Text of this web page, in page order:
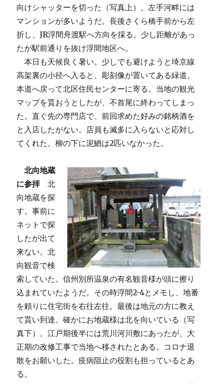
向けシャッターを切った（写真上）。左手河畔には
マンションが多いようだ。長後さくら橋手前から左
折し、JR浮間舟渡駅へ方向を採る。少し距離があっ
たが駅前通りを抜け浮間地区へ。
本日も天候良く暑い。少しでも避けようと埼京線
高架裏の小径へ入ると、彫刻像が置いてある緑道。
本道へ戻って北区住民センターに寄る。当地の観光
マップを貰おうとしたが、不首尾に終わってしまっ
た。直ぐ先の専門店で、前回求めた好みの銘柄酒を
と入店したがない。店員も滅多に入らないと応対し
てくれた。柳の下に泥鰌は2匹いなかった。
北向地蔵
に参拝北
向地蔵を探
す。事前に
ネットで探
したが出て
来ない。北
向観音で検
索していた。信州別所温泉の有名観音様が頭に擦り
込まれていたようだ。その時浮間2-4とメモし、地番
を頼りに住宅街を右往左往。最後は地元の方に教え
て貰い到達。確かにお地蔵様は北を向いている（写
真下）。江戸期後半には荒川河川敷にあったが、大
正期の改修工事で当地へ移されたとある。コロナ退
散をお願いした。疫病阻止の役割も担っているとあ
る。